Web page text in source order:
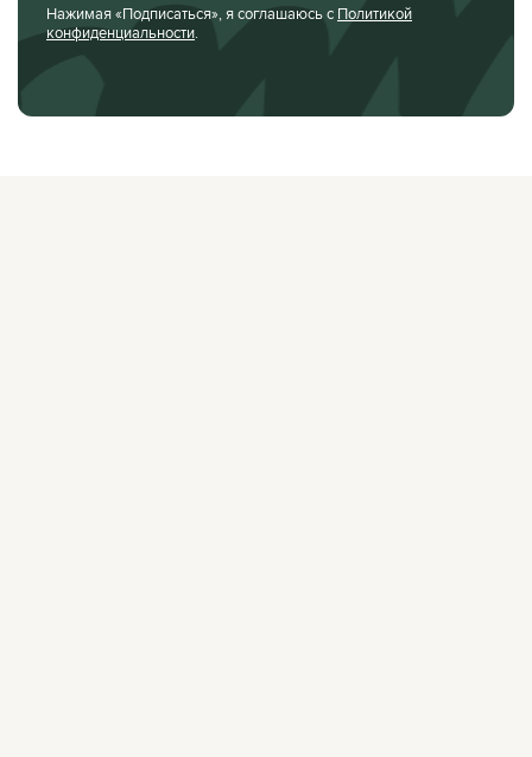
Нажимая «Подписаться», я соглашаюсь с Политикой
конфиденциальности.